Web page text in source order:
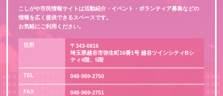
こしがや市民情報サイトは活動紹介・イベント・ボランティア募集などの
情報を広く提供できるスペースです。
お気軽にご利用ください。
住所
〒343-0816
埼玉県越谷市弥生町16番1号 越谷ツインシティBシ
ティ4階、5階
TEL 048-969-2750
FAX 048-969-2751